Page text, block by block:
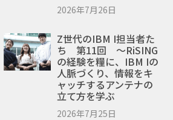
2026年7月26日
Z世代のIBM I担当者た
ち 第11回 ～RiSING
の経験を糧に、IBM Iの
人脈づくり、情報をキ
ャッチするアンテナの
立て方を学ぶ
2026年7月25日